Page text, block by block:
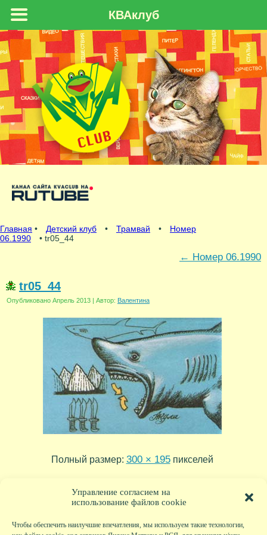
Управление согласием на
использование файлов cookie
Чтобы обеспечить наилучшие впечатления, мы используем такие технологии,
Главная • Детский клуб • Трамвай •
Номер
06.1990
• tr05_44
← Номер 06.1990
tr05_44
Опубликовано Апрель 2013 | Автор: Валентина
Полный размер: 300 × 195пикселей
КВАклуб